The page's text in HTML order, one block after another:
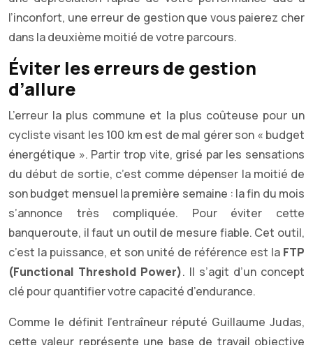
l’inconfort, une erreur de gestion que vous paierez cher
dans la deuxième moitié de votre parcours.
Éviter les erreurs de gestion
d’allure
L’erreur la plus commune et la plus coûteuse pour un
cycliste visant les 100 km est de mal gérer son « budget
énergétique ». Partir trop vite, grisé par les sensations
du début de sortie, c’est comme dépenser la moitié de
son budget mensuel la première semaine : la fin du mois
s’annonce très compliquée. Pour éviter cette
banqueroute, il faut un outil de mesure fiable. Cet outil,
c’est la puissance, et son unité de référence est la FTP
(Functional Threshold Power). Il s’agit d’un concept
clé pour quantifier votre capacité d’endurance.
Comme le définit l’entraîneur réputé Guillaume Judas,
cette valeur représente une base de travail objective